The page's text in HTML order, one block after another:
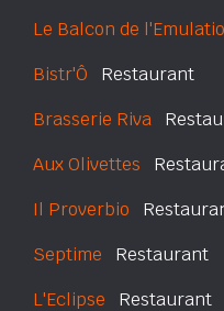
Le Balcon de
Bistr'Ô Restaurant
Brasserie Riva
Aux Olivettes
Il Proverbio
Septime Restaurant
L'Eclipse Restaurant